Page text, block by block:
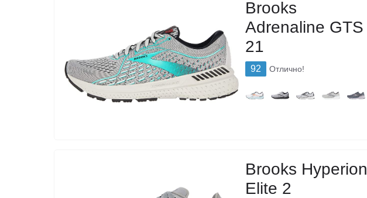
Brooks
Adrenaline GTS
21
92 Отлично!
Brooks Hyperion
Elite 2